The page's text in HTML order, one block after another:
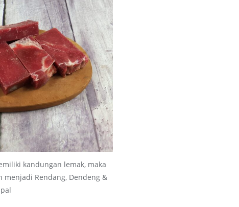
kandungan lemak, maka
Rendang, Dendeng &